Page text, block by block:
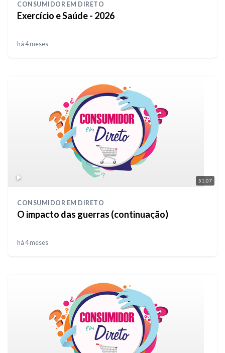
CONSUMIDOR EM DIRETO
Exercício e Saúde - 2026
há 4 meses
51:07
CONSUMIDOR EM DIRETO
O impacto das guerras (continuação)
há 4 meses